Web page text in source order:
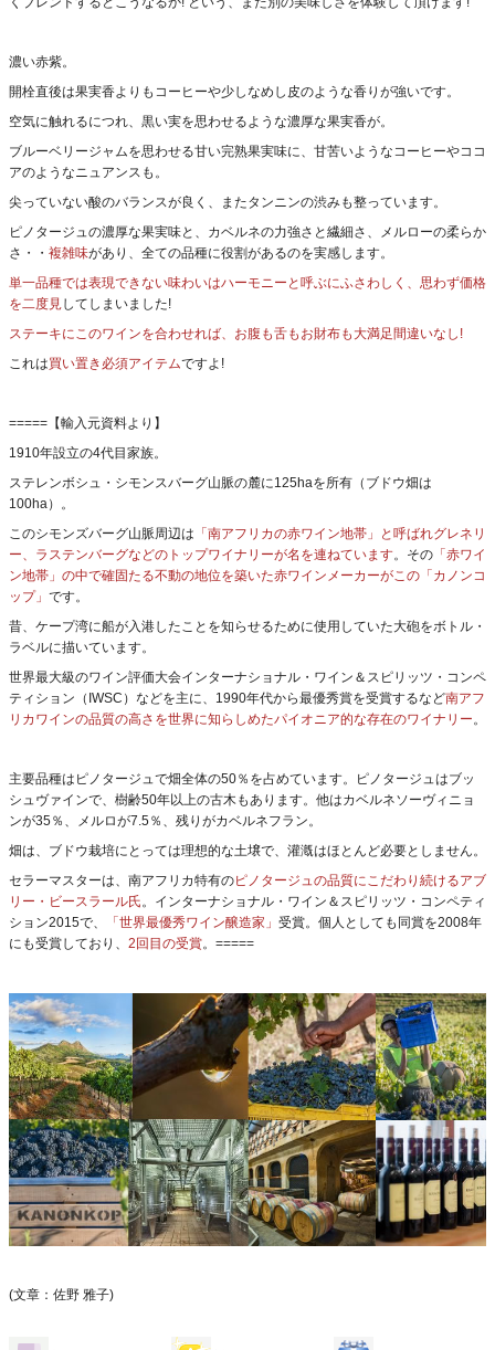
濃い赤紫。
開栓直後は果実香よりもコーヒーや少しなめし皮のような香りが強いです。
空気に触れるにつれ、黒い実を思わせるような濃厚な果実香が。
ブルーベリージャムを思わせる甘い完熟果実味に、甘苦いようなコーヒーやココ
アのようなニュアンスも。
尖っていない酸のバランスが良く、またタンニンの渋みも整っています。
ピノタージュの濃厚な果実味と、カベルネの力強さと繊細さ、メルローの柔らか
さ・・ 複雑味があり、全ての品種に役割があるのを実感します。
単一品種では表現できない味わいはハーモニーと呼ぶにふさわしく、思わず価格
を二度見 してしまいました!
ステーキにこのワインを合わせれば、お腹も舌もお財布も大満足間違いなし!
これは買い置き必須アイテムですよ!
=====【輸入元資料より】
1910年設立の4代目家族。
ステレンボシュ・シモンスバーグ山脈の麓に125haを所有（ブドウ畑は
100ha）。
このシモンズバーグ山脈周辺は 「南アフリカの赤ワイン地帯」と呼ばれグレネリ
ー、ラステンバーグなどのトップワイナリーが名を連ねています。その 「赤ワイ
ン地帯」の中で確固たる不動の地位を築いた赤ワインメーカーがこの「カノンコ
ップ」 です。
昔、ケープ湾に船が入港したことを知らせるために使用していた大砲をボトル・
ラベルに描いています。
世界最大級のワイン評価大会インターナショナル・ワイン＆スピリッツ・コンペ
ティション（IWSC）などを主に、1990年代から最優秀賞を受賞するなど南アフ
リカワインの品質の高さを世界に知らしめたパイオニア的な存在のワイナリー 。
主要品種はピノタージュで畑全体の50％を占めています。ピノタージュはブッ
シュヴァインで、樹齢50年以上の古木もあります。他はカベルネソーヴィニョ
ンが35％、メルロが7.5％、残りがカベルネフラン。
畑は、ブドウ栽培にとっては理想的な土壌で、灌漑はほとんど必要としません。
セラーマスターは、南アフリカ特有のピノタージュの品質にこだわり続けるアブ
リー・ビースラール氏 。インターナショナル・ワイン＆スピリッツ・コンペティ
ション2015で、
「世界最優秀ワイン醸造家」 受賞。個人としても同賞を2008年
にも受賞しており、 2回目の受賞。=====
(文章：佐野 雅子)